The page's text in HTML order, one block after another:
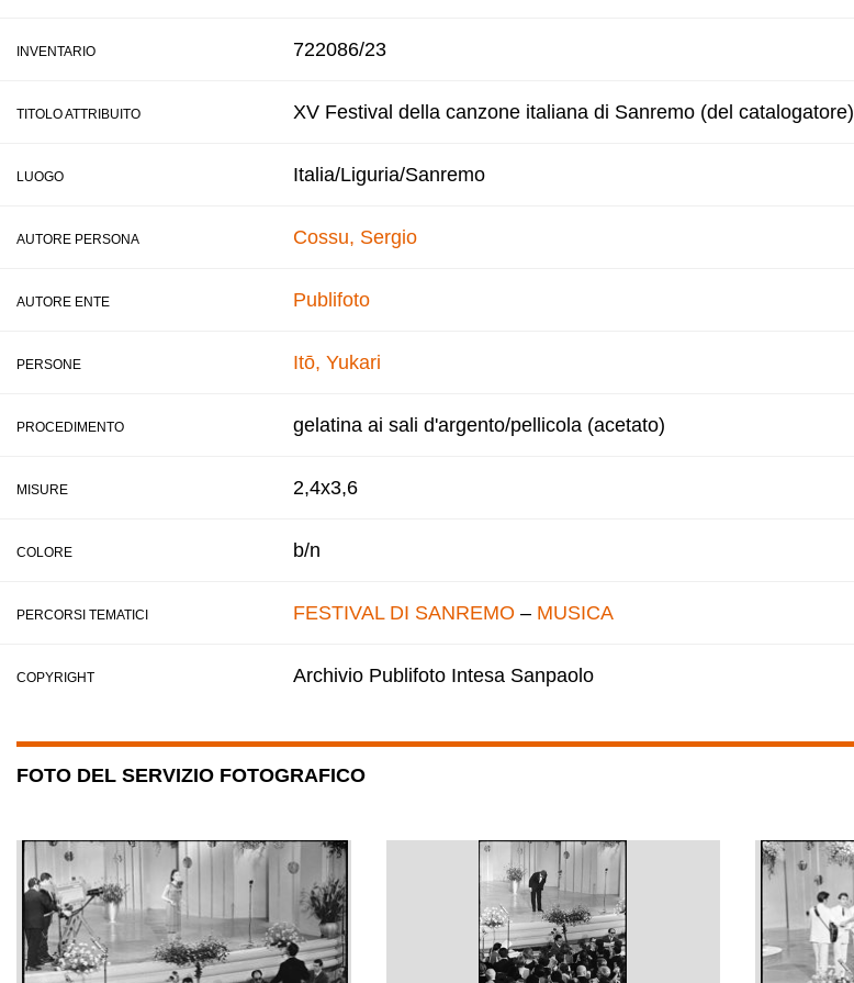
INVENTARIO 722086/23
TITOLO ATTRIBUITO XV Festival della canzone italiana di Sanremo (del catalogatore)
LUOGO Italia/Liguria/Sanremo
AUTORE PERSONA Cossu, Sergio
AUTORE ENTE Publifoto
PERSONE Itō, Yukari
PROCEDIMENTO gelatina ai sali d'argento/pellicola (acetato)
MISURE 2,4x3,6
COLORE b/n
PERCORSI TEMATICI FESTIVAL DI SANREMO – MUSICA
COPYRIGHT Archivio Publifoto Intesa Sanpaolo
FOTO DEL SERVIZIO FOTOGRAFICO